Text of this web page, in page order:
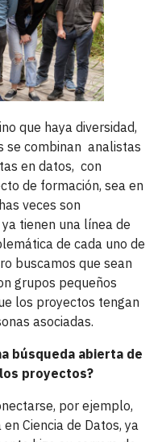
que haya diversidad,
se combinan analistas
en datos, con
de formación, sea en
veces son
tienen una línea de
de cada uno de
buscamos que sean
grupos pequeños
los proyectos tengan
asociadas.
búsqueda abierta de
proyectos?
por ejemplo,
Ciencia de Datos, ya